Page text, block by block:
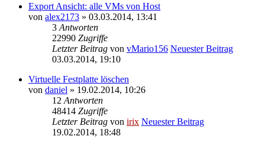
Export Ansicht: alle VMs von Host
von alex2173 » 03.03.2014, 13:41
3 Antworten
22990 Zugriffe
Letzter Beitrag von vMario156 Neuester Beitrag
03.03.2014, 19:10
Virtuelle Festplatte löschen
von daniel » 19.02.2014, 10:26
12 Antworten
48414 Zugriffe
Letzter Beitrag von irix Neuester Beitrag
19.02.2014, 18:48